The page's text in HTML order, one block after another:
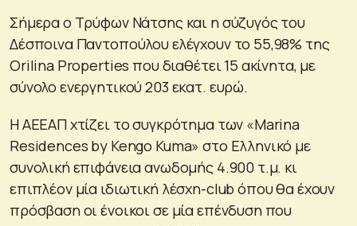
Σήμερα ο Τρύφων Νάτσης και η σύζυγός του
Δέσποινα Παντοπούλου ελέγχουν το 55,98% της
Orilina Properties που διαθέτει 15 ακίνητα, με
σύνολο ενεργητικού 203 εκατ. ευρώ.
Η ΑΕΕΑΠ χτίζει το συγκρότημα των «Μarina
Residences by Kengo Kuma» στο Ελληνικό με
συνολική επιφάνεια ανωδομής 4.900 τ.μ. κι
επιπλέον μία ιδιωτική λέσχη-club όπου θα έχουν
πρόσβαση οι ένοικοι σε μία επένδυση που